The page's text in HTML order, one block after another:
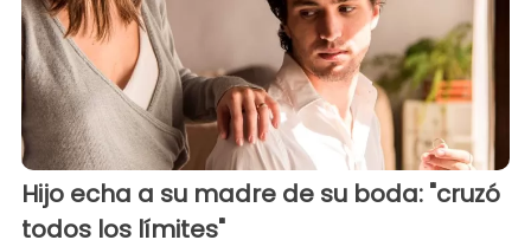
Hijo echa a su madre de su boda: "cruzó
todos los límites"